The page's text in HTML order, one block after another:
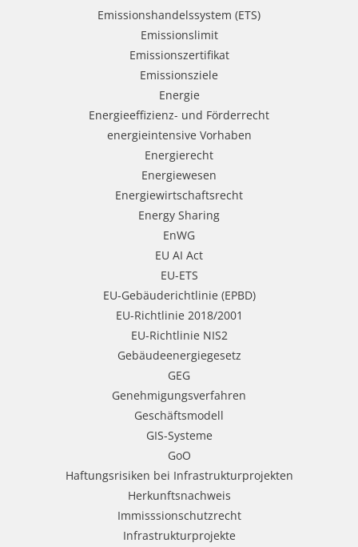
Emissionshandelssystem (ETS)
Emissionslimit
Emissionszertifikat
Emissionsziele
Energie
Energieeffizienz- und Förderrecht
energieintensive Vorhaben
Energierecht
Energiewesen
Energiewirtschaftsrecht
Energy Sharing
EnWG
EU AI Act
EU-ETS
EU-Gebäuderichtlinie (EPBD)
EU-Richtlinie 2018/2001
EU-Richtlinie NIS2
Gebäudeenergiegesetz
GEG
Genehmigungsverfahren
Geschäftsmodell
GIS-Systeme
GoO
Haftungsrisiken bei Infrastrukturprojekten
Herkunftsnachweis
Immisssionschutzrecht
Infrastrukturprojekte